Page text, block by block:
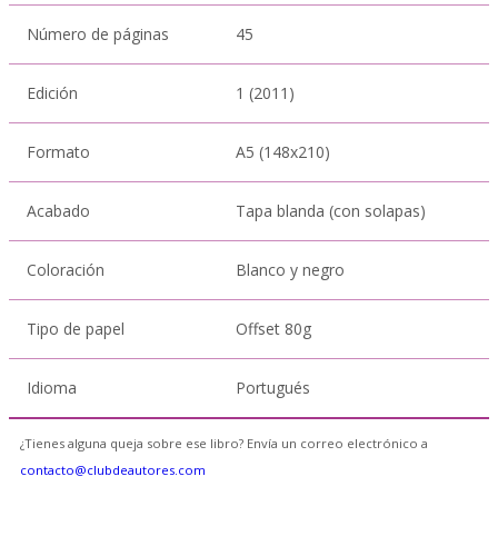
Número de páginas 45
Edición 1 (2011)
Formato A5 (148x210)
Acabado Tapa blanda (con solapas)
Coloración Blanco y negro
Tipo de papel Offset 80g
Idioma Portugués
¿Tienes alguna queja sobre ese libro? Envía un correo electrónico a
contacto@clubdeautores.com